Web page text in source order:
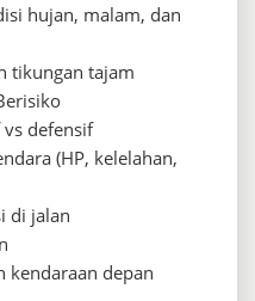
hujan, malam, dan
tikungan tajam
defensif
(HP, kelelahan,
di jalan
kendaraan depan